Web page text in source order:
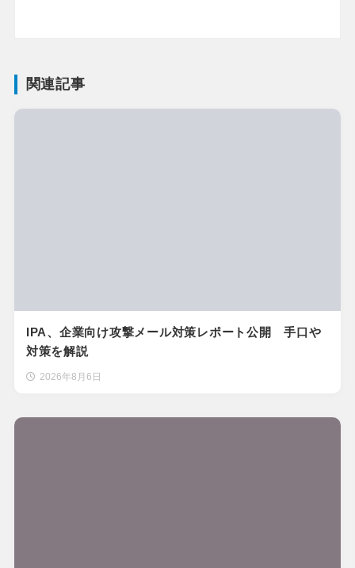
関連記事
IPA、企業向け攻撃メール対策レポート公開 手口や
対策を解説
2026年8月6日